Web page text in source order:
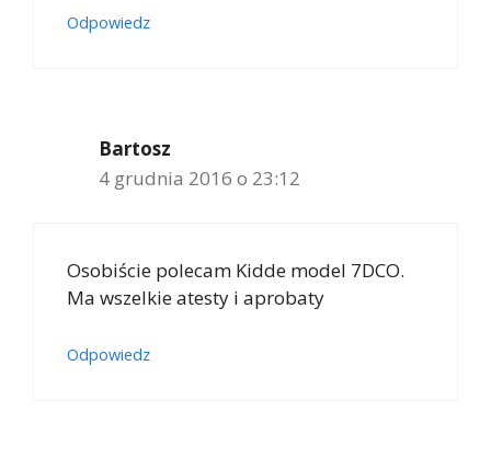
Odpowiedz
Bartosz
4 grudnia 2016 o 23:12
Osobiście polecam Kidde model 7DCO.
Ma wszelkie atesty i aprobaty
Odpowiedz